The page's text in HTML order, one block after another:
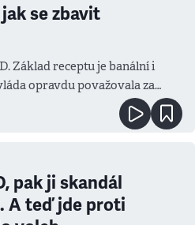
se zbavit
Základ receptu je banální i
opravdu považovala za
pak ji skandál
A teď jde proti